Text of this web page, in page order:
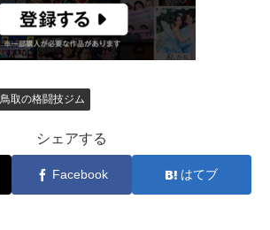
鳥取の格闘技ジム
シェアする
Facebook はてブ